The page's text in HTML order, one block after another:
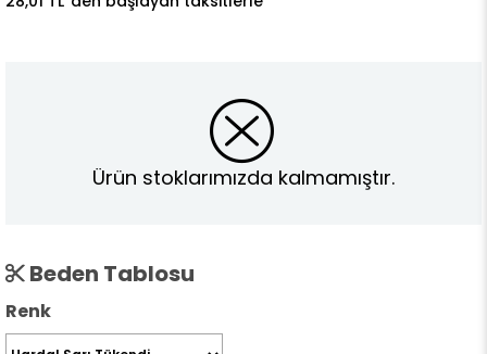
Ürün stoklarımızda kalmamıştır.
Beden Tablosu
Renk